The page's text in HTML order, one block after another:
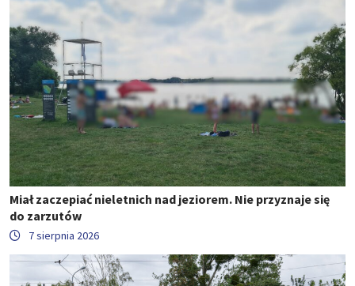
Miał zaczepiać nieletnich nad jeziorem. Nie przyznaje się
do zarzutów
7 sierpnia 2026